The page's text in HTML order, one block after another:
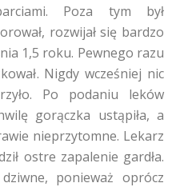
Poza tym był
rozwijał się bardzo
1,5 roku. Pewnego razu
Nigdy wcześniej nic
Po podaniu leków
gorączka ustąpiła, a
nieprzytomne. Lekarz
ostre zapalenie gardła.
ponieważ oprócz